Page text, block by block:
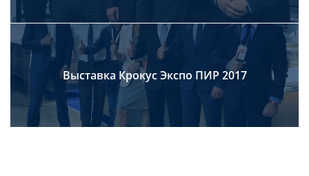
Выставка Крокус Экспо ПИР 2017